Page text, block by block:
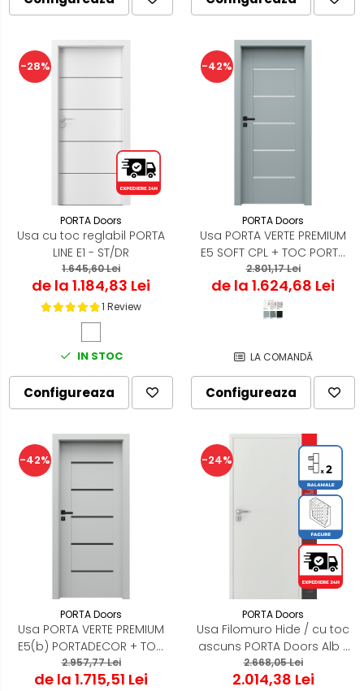
-28%
PORTA Doors
Usa cu toc reglabil PORTA
LINE E1 - ST/DR
1.645,60 Lei
de la 1.184,83 Lei
1 Review
IN STOC
Configureaza
-42%
PORTA Doors
Usa PORTA VERTE PREMIUM
E5 SOFT CPL + TOC PORTA
SYSTEM
2.801,17 Lei
de la 1.624,68 Lei
LA COMANDĂ
Configureaza
-42%
PORTA Doors
Usa PORTA VERTE PREMIUM
E5(b) PORTADECOR + TOC
PORTA SYSTEM
2.957,77 Lei
de la 1.715,51 Lei
-24%
PORTA Doors
Usa Filomuro Hide / cu toc
ascuns PORTA Doors Alb -
Miez Fagure Stabilizare
2.668,05 Lei
2.014,38 Lei